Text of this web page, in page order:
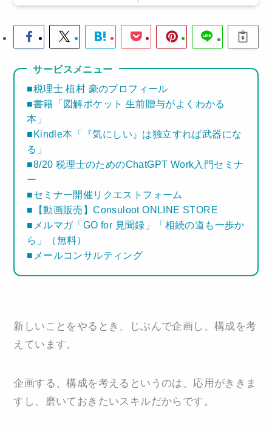
サービスメニュー
■税理士 植村 豪のプロフィール
■書籍「図解ポケット 生前贈与がよくわかる
本」
■Kindle本「『気にしい』は独立すれば武器にな
る」
■8/20 税理士のためのChatGPT Work入門セミナ
ー
■セミナー開催リクエストフォーム
■【動画販売】Consuloot ONLINE STORE
■メルマガ「GO for 見聞録」「相続の道も一歩か
ら」（無料）
■メールコンサルティング
新しいことをやるとき、じぶんで企画し、構成を考
えています。
企画する、構成を考えるというのは、応用がききま
すし、磨いておきたいスキルだからです。